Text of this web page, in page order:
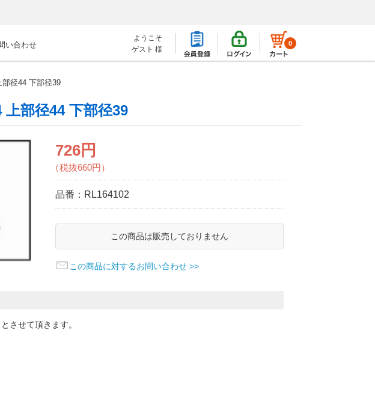
い合わせ
ようこそ
ゲスト 様
0
径44 下部径39
部径44 下部径39
726円
（税抜660円）
品番： RL164102
この商品は販売しておりません
この商品に対するお問い合わせ >>
させて頂きます。